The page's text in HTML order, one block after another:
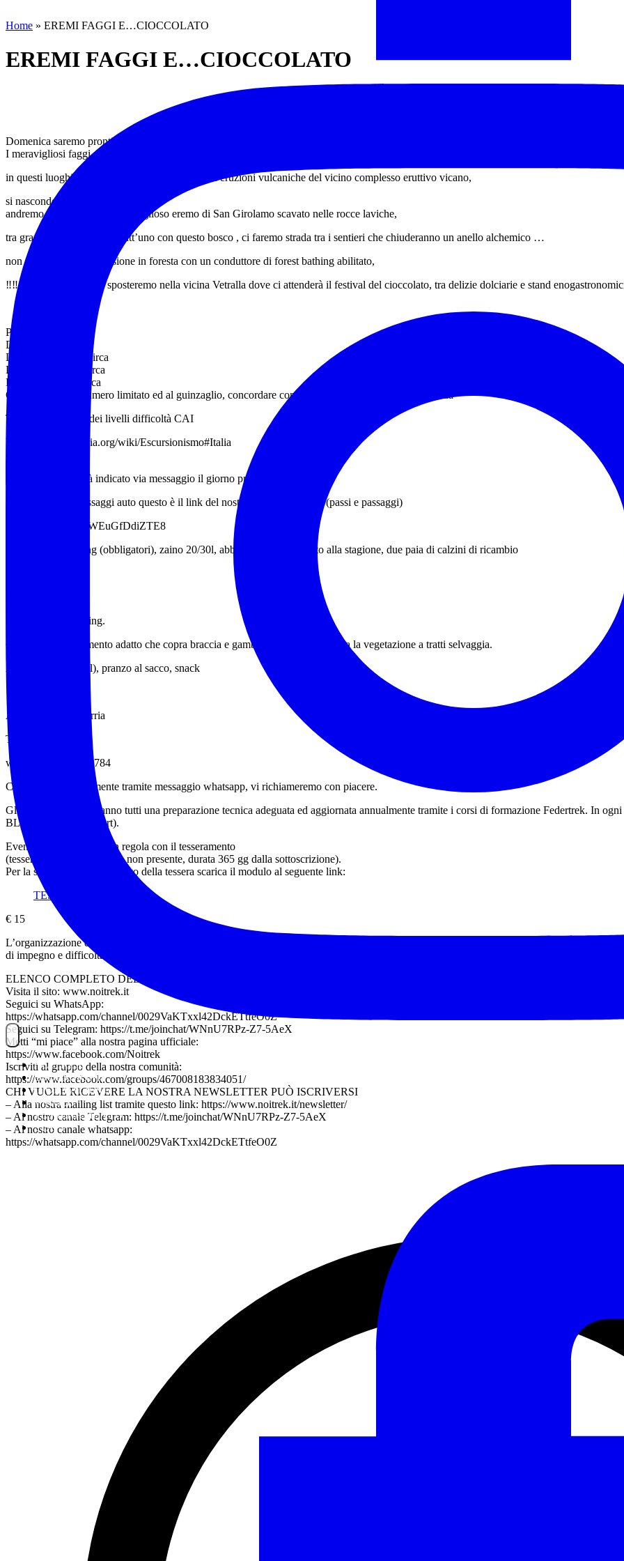
NOITREK
ESCURSIONI
GIORNALIERI
VIAGGI
TESSERAMENTO
STAFF
Home » EREMI FAGGI E…CIOCCOLATO
EREMI FAGGI E…CIOCCOLATO
Domenica saremo pronti a fare il pieno di energie vitali tra le sentinelle dei boschi…
I meravigliosi faggi di monte fogliano che regalano un paesaggio incantato ad un altitudine più bassa del consueto ecco perché viene chiamata
in questi luoghi mistici un tempo teatro di grandi eruzioni vulcaniche del vicino complesso eruttivo vicano,
si nascondono storie e leggende …
andremo alla ricerca del meraviglioso eremo di San Girolamo scavato nelle rocce laviche,
tra grandi piroclasti ormai tutt’uno con questo bosco , ci faremo strada tra i sentieri che chiuderanno un anello alchemico …
non mancherà un immersione in foresta con un conduttore di forest bathing abilitato,
‼️‼️ a fine escursione ci sposteremo nella vicina Vetralla dove ci attenderà il festival del cioccolato, tra delizie dolciarie e stand
Percorso:anello
Difficoltà: E
Lunghezza: 12km circa
Dislivello: 350 m circa
Durata: 6:00 ore circa
Cani ammessi in numero limitato ed al guinzaglio, concordare con gli accompagnatori la loro presenza
Tabella esplicativa dei livelli difficoltà CAI
https://it.m.wikipedia.org/wiki/Escursionismo#Italia
Il punto esatto verrà indicato via messaggio il giorno prima dell’escursione
per condividere passaggi auto questo è il link del nostro gruppo telegram (passi e passaggi)
https://t.me/+8hUnWEuGfDdiZTE8
Scarponi da trekking (obbligatori), zaino 20/30l, abbigliamento adeguato alla stagione, due paia di calzini di ricambio
bastoncini da trekking.
Conviene abbigliamento adatto che copra braccia e gambe per evitare graffi tra la vegetazione a tratti selvaggia.
Acqua (almeno 1,5l), pranzo al sacco, snack
‍♂️ ‍♂️ ‍♀️
AEV Francesco Sarria
Tel 349 3676784
wa.me/+393493676784
Contattaci preferibilmente tramite messaggio whatsapp, vi richiameremo con piacere.
Gli accompagnatori hanno tutti una preparazione tecnica adeguata ed aggiornata annualmente tramite i corsi di formazione Federtrek. In ogni
BLS (Base Life Support).
Evento riservato ai soci in regola con il tesseramento
(tessera Federtrek 15 € ove non presente, durata 365 gg dalla sottoscrizione).
Per la sottoscrizione o rinnovo della tessera scarica il modulo al seguente link:
TESSERAMENTO
€ 15
L’organizzazione dell’evento ed il relativo contributo di partecipazione, quale rimborso delle spese di gestione dell’evento, è stabilito
di impegno e difficoltà delle escursioni.
ELENCO COMPLETO DELLE ESCURSIONI
Visita il sito: www.noitrek.it
Seguici su WhatsApp:
https://whatsapp.com/channel/0029VaKTxxl42DckETtfeO0Z
Seguici su Telegram: https://t.me/joinchat/WNnU7RPz-Z7-5AeX
Metti “mi piace” alla nostra pagina ufficiale:
https://www.facebook.com/Noitrek
Iscriviti al gruppo della nostra comunità:
https://www.facebook.com/groups/467008183834051/
CHI VUOLE RICEVERE LA NOSTRA NEWSLETTER PUÒ ISCRIVERSI
– Alla nostra mailing list tramite questo link: https://www.noitrek.it/newsletter/
– Al nostro canale Telegram: https://t.me/joinchat/WNnU7RPz-Z7-5AeX
– Al nostro canale whatsapp:
https://whatsapp.com/channel/0029VaKTxxl42DckETtfeO0Z